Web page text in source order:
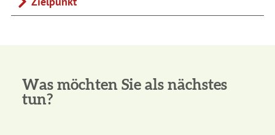
Was möchten Sie als nächstes
tun?